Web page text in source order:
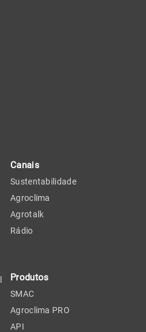
Canais
Sustentabilidade
Agroclima
Agrotalk
Rádio
Produtos
SMAC
Agroclima PRO
API